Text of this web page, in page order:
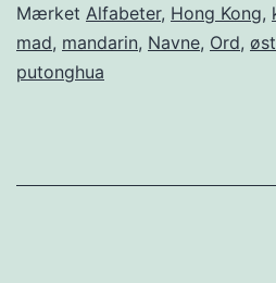
Mærket Alfabeter, Hong Kong,
mad, mandarin, Navne, Ord,
putonghua